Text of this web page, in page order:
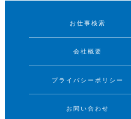
お仕事検索
会社概要
プライバシーポリシー
お問い合わせ